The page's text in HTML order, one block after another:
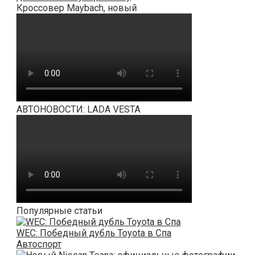
Кроссовер Maybach, новый
АВТОНОВОСТИ: LADA VESTA
Популярные статьи
WEC: Победный дубль Toyota в Спа
Автоспорт